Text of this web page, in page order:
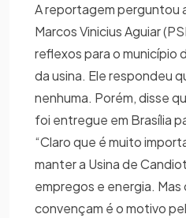
A reportagem perguntou
Marcos Vinicius Aguiar
reflexos para o município
da usina. Ele respondeu
nenhuma. Porém, disse
foi entregue em Brasília
“Claro que é muito
manter a Usina de
empregos e energia.
convençam é o motivo